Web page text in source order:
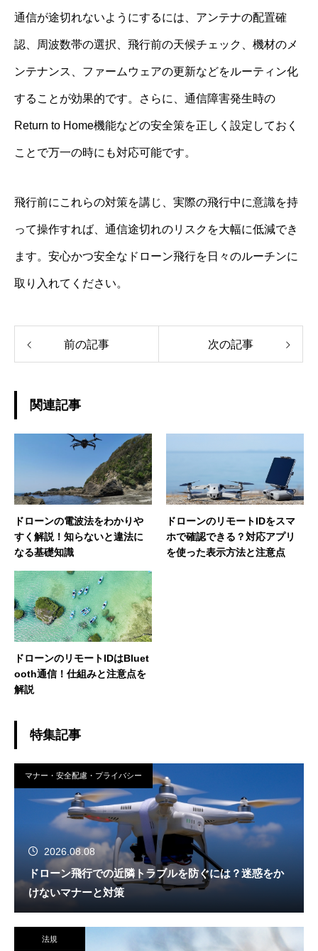
通信が途切れないようにするには、アンテナの配置確
認、周波数帯の選択、飛行前の天候チェック、機材のメ
ンテナンス、ファームウェアの更新などをルーティン化
することが効果的です。さらに、通信障害発生時の
Return to Home機能などの安全策を正しく設定しておく
ことで万一の時にも対応可能です。
飛行前にこれらの対策を講じ、実際の飛行中に意識を持
って操作すれば、通信途切れのリスクを大幅に低減でき
ます。安心かつ安全なドローン飛行を日々のルーチンに
取り入れてください。
前の記事 次の記事
関連記事
ドローンの電波法をわかりや
すく解説！知らないと違法に
なる基礎知識
ドローンのリモートIDをスマ
ホで確認できる？対応アプリ
を使った表示方法と注意点
ドローンのリモートIDはBluet
ooth通信！仕組みと注意点を
解説
特集記事
マナー・安全配慮・プライバシー
2026.08.08
ドローン飛行での近隣トラブルを防ぐには？迷惑をか
けないマナーと対策
法規